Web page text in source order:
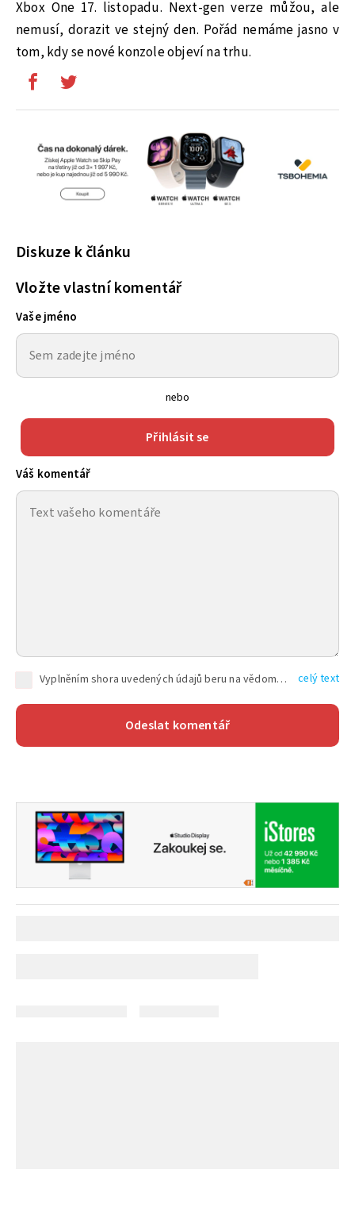
Xbox One 17. listopadu. Next-gen verze můžou, ale
nemusí, dorazit ve stejný den. Pořád nemáme jasno v
tom, kdy se nové konzole objeví na trhu.
Diskuze k článku
Vložte vlastní komentář
Vaše jméno
nebo
Přihlásit se
Váš komentář
Vyplněním shora uvedených údajů beru na vědomí, že společnost TEXT FACTORY s.r.o., sídlem Brno, Durďákova 336/29, Černá Pole, PSČ: 613 00, IČ: 06157831, zapsané u Krajského soudu v Brně, oddíl C, vložka 100399, bude zpracovávat mé osobní údaje uvedené v rámci mnou vyplněného registračního formuláře na základě oprávněných zájmů TEXT FACTORY s.r.o. dle čl. 6 odst. 1 písm. f) GDPR a pro splnění právních povinností (čl. 6 odst. 1 písm. c) GDPR), a to pro tyto účely: nezbytnost zajistit oprávnění návštěvníka webových stránek provozovaných společností TEXT FACTORY s.r.o. přispívat aktivně ke zveřejněným článkům nebo v rámci diskusních fór a výkon práv TEXT FACTORY s.r.o. jako administrátora těchto diskusních fór. Více informací o zpracování osobních údajů a právech lze nalézt v celý text